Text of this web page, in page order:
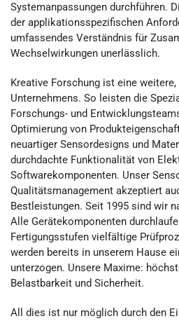
Systemanpassungen durchführen.
der applikationsspezifischen
umfassendes Verständnis für
Wechselwirkungen unerlässlich.
Kreative Forschung ist eine
Unternehmens. So leisten die
Forschungs- und
Optimierung von
neuartiger Sensordesigns und
durchdachte Funktionalität von
Softwarekomponenten. Unser
Qualitätsmanagement akzeptiert
Bestleistungen. Seit 1995 sind wir
Alle Gerätekomponenten
Fertigungsstufen vielfältige
werden bereits in unserem Hause
unterzogen. Unsere Maxime:
Belastbarkeit und Sicherheit.
All dies ist nur möglich durch den